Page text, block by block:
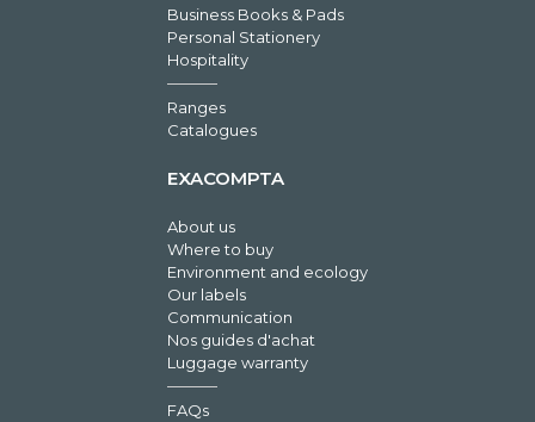
Business Books & Pads
Personal Stationery
Hospitality
Ranges
Catalogues
EXACOMPTA
About us
Where to buy
Environment and ecology
Our labels
Communication
Nos guides d'achat
Luggage warranty
FAQs